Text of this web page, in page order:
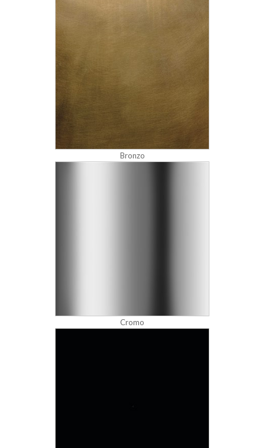
Bronzo
Cromo